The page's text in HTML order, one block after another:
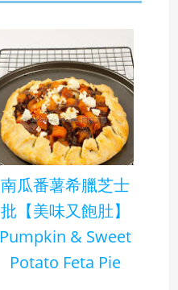
南瓜番薯希臘芝士
批【美味又飽肚】
Pumpkin & Sweet
Potato Feta Pie